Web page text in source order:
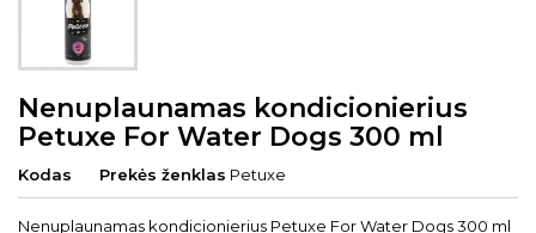
Nenuplaunamas kondicionierius
Petuxe For Water Dogs 300 ml
Kodas Prekės ženklas Petuxe
Nenuplaunamas kondicionierius Petuxe For Water Dogs 300 ml